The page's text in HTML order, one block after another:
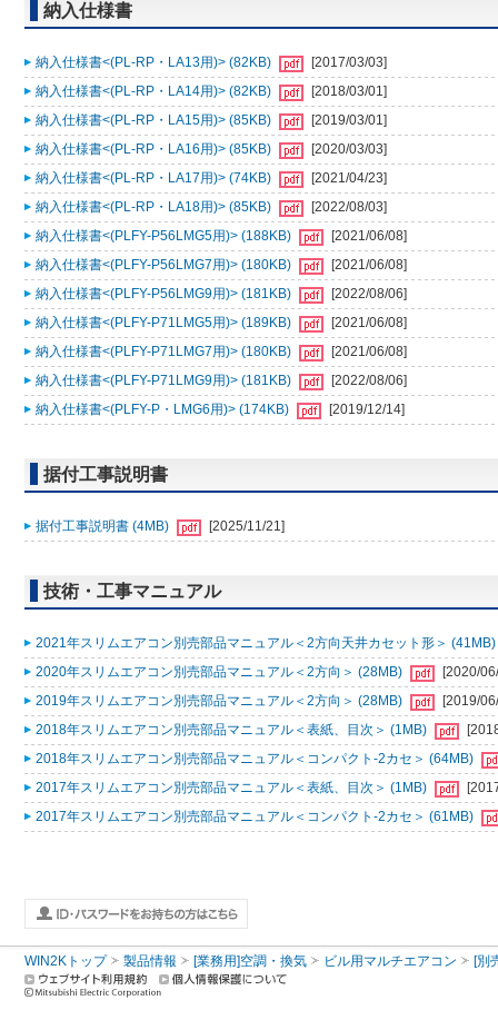
納入仕様書
納入仕様書<(PL-RP・LA13用)> (82KB)
[2017/03/03]
納入仕様書<(PL-RP・LA14用)> (82KB)
[2018/03/01]
納入仕様書<(PL-RP・LA15用)> (85KB)
[2019/03/01]
納入仕様書<(PL-RP・LA16用)> (85KB)
[2020/03/03]
納入仕様書<(PL-RP・LA17用)> (74KB)
[2021/04/23]
納入仕様書<(PL-RP・LA18用)> (85KB)
[2022/08/03]
納入仕様書<(PLFY-P56LMG5用)> (188KB)
[2021/06/08]
納入仕様書<(PLFY-P56LMG7用)> (180KB)
[2021/06/08]
納入仕様書<(PLFY-P56LMG9用)> (181KB)
[2022/08/06]
納入仕様書<(PLFY-P71LMG5用)> (189KB)
[2021/06/08]
納入仕様書<(PLFY-P71LMG7用)> (180KB)
[2021/06/08]
納入仕様書<(PLFY-P71LMG9用)> (181KB)
[2022/08/06]
納入仕様書<(PLFY-P・LMG6用)> (174KB)
[2019/12/14]
据付工事説明書
据付工事説明書 (4MB) [2025/11/21]
技術・工事マニュアル
2021年スリムエアコン別売部品マニュアル＜2方向天井カセット形＞ (41MB)
2020年スリムエアコン別売部品マニュアル＜2方向＞ (28MB)
[2020/
2019年スリムエアコン別売部品マニュアル＜2方向＞ (28MB)
[2019/
2018年スリムエアコン別売部品マニュアル＜表紙、目次＞ (1MB)
2018年スリムエアコン別売部品マニュアル＜コンパクト-2カセ＞ (64MB)
2017年スリムエアコン別売部品マニュアル＜表紙、目次＞ (1MB)
2017年スリムエアコン別売部品マニュアル＜コンパクト-2カセ＞ (61MB)
WIN2Kトップ 製品情報 [業務用]空調・換気 ビル用マルチエアコン [別